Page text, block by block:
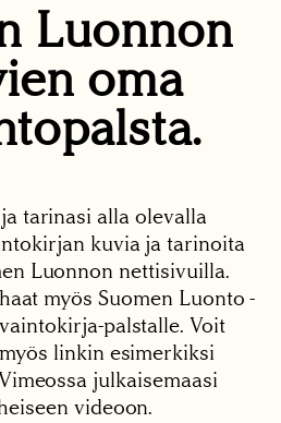
Luonnon
oma
tarinasi alla olevalla
kuvia ja tarinoita
Luonnon nettisivuilla.
myös Suomen Luonto -
palstalle. Voit
linkin esimerkiksi
julkaisemaasi
videoon.